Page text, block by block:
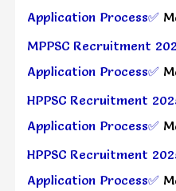
Application Process✅
MPPSC Recruitment
Application Process✅
HPPSC Recruitment
Application Process✅
HPPSC Recruitment
Application Process✅